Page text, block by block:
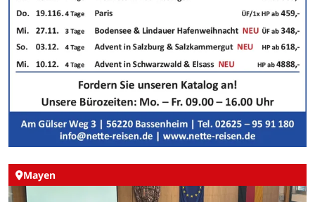
Mayen